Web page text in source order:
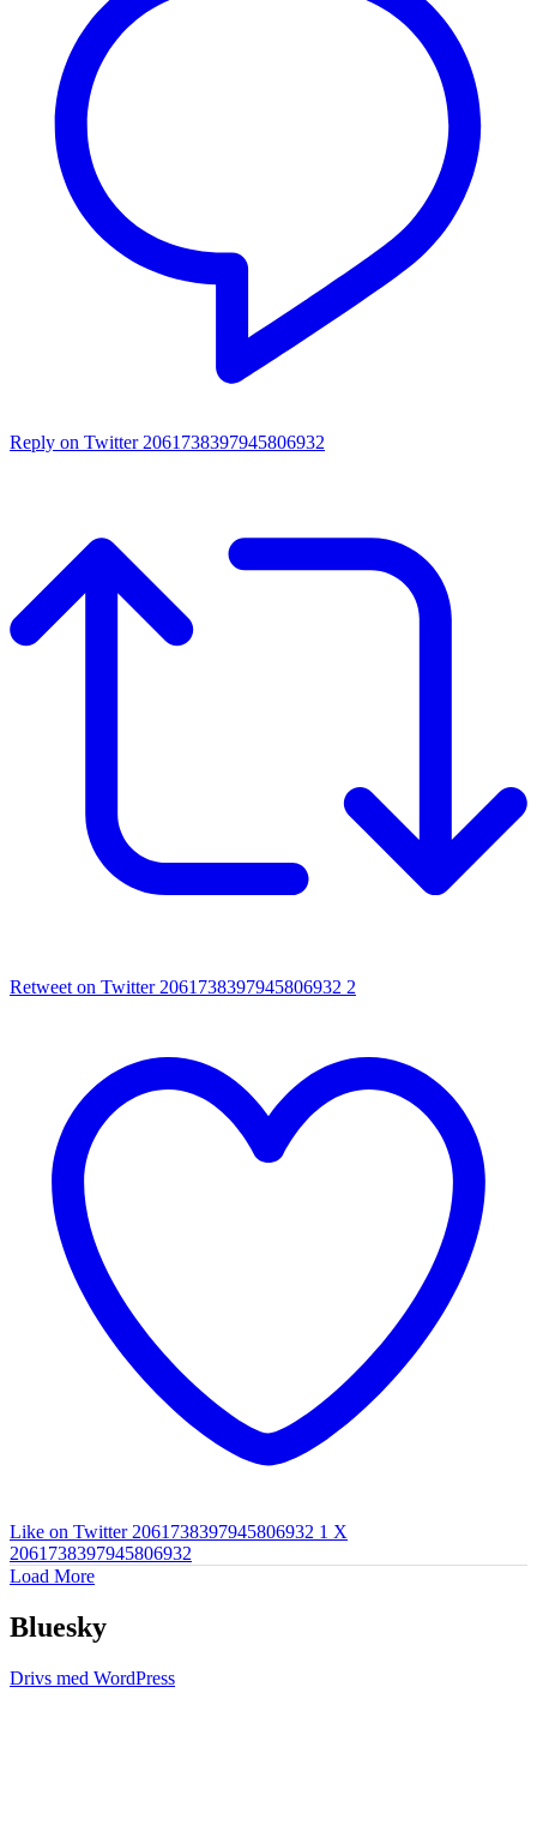
Reply on Twitter 2061738397945806932
Retweet on Twitter 2061738397945806932 2
Like on Twitter 2061738397945806932 1 X
2061738397945806932
Load More
Bluesky
Drivs med WordPress